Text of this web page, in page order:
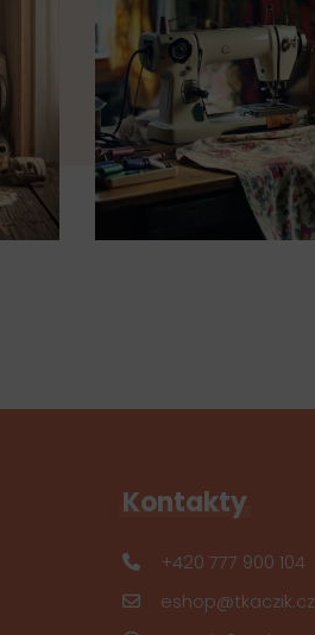
Kontakty
+420 777 900 104
eshop@tkaczik.cz